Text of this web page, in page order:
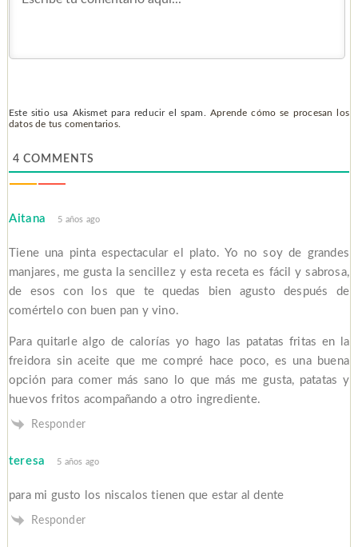
Este sitio usa Akismet para reducir el spam. Aprende cómo se procesan los
datos de tus comentarios.
4 COMMENTS
Aitana 5 años ago
Tiene una pinta espectacular el plato. Yo no soy de grandes
manjares, me gusta la sencillez y esta receta es fácil y sabrosa,
de esos con los que te quedas bien agusto después de
comértelo con buen pan y vino.
Para quitarle algo de calorías yo hago las patatas fritas en la
freidora sin aceite que me compré hace poco, es una buena
opción para comer más sano lo que más me gusta, patatas y
huevos fritos acompañando a otro ingrediente.
Responder
teresa 5 años ago
para mi gusto los niscalos tienen que estar al dente
Responder